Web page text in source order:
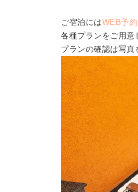
ご宿泊にはWEB予
各種プランをご用意
プランの確認は写真